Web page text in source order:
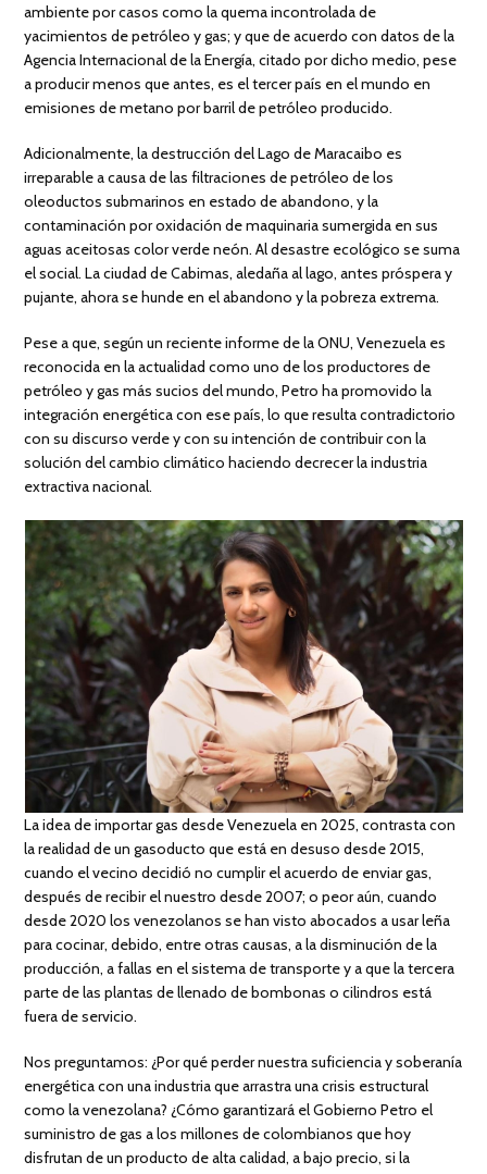
ambiente por casos como la quema incontrolada de
yacimientos de petróleo y gas; y que de acuerdo con datos de la
Agencia Internacional de la Energía, citado por dicho medio, pese
a producir menos que antes, es el tercer país en el mundo en
emisiones de metano por barril de petróleo producido.
Adicionalmente, la destrucción del Lago de Maracaibo es
irreparable a causa de las filtraciones de petróleo de los
oleoductos submarinos en estado de abandono, y la
contaminación por oxidación de maquinaria sumergida en sus
aguas aceitosas color verde neón. Al desastre ecológico se suma
el social. La ciudad de Cabimas, aledaña al lago, antes próspera y
pujante, ahora se hunde en el abandono y la pobreza extrema.
Pese a que, según un reciente informe de la ONU, Venezuela es
reconocida en la actualidad como uno de los productores de
petróleo y gas más sucios del mundo, Petro ha promovido la
integración energética con ese país, lo que resulta contradictorio
con su discurso verde y con su intención de contribuir con la
solución del cambio climático haciendo decrecer la industria
extractiva nacional.
La idea de importar gas desde Venezuela en 2025, contrasta con
la realidad de un gasoducto que está en desuso desde 2015,
cuando el vecino decidió no cumplir el acuerdo de enviar gas,
después de recibir el nuestro desde 2007; o peor aún, cuando
desde 2020 los venezolanos se han visto abocados a usar leña
para cocinar, debido, entre otras causas, a la disminución de la
producción, a fallas en el sistema de transporte y a que la tercera
parte de las plantas de llenado de bombonas o cilindros está
fuera de servicio.
Nos preguntamos: ¿Por qué perder nuestra suficiencia y soberanía
energética con una industria que arrastra una crisis estructural
como la venezolana? ¿Cómo garantizará el Gobierno Petro el
suministro de gas a los millones de colombianos que hoy
disfrutan de un producto de alta calidad, a bajo precio, si la